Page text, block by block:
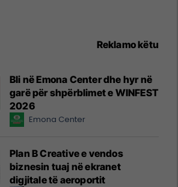
Reklamo këtu
Bli në Emona Center dhe hyr në
garë për shpërblimet e WINFEST
2026
Emona Center
Plan B Creative e vendos
biznesin tuaj në ekranet
digjitale të aeroportit